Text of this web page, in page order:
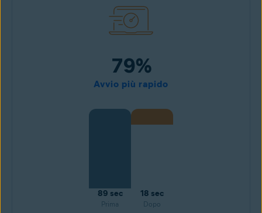
79%
Avvio più rapido
89 sec
Prima
18 sec
Dopo